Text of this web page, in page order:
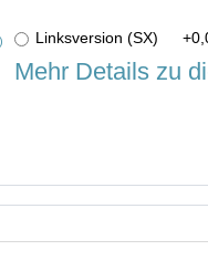
Linksversion (SX) +
Mehr Details zu